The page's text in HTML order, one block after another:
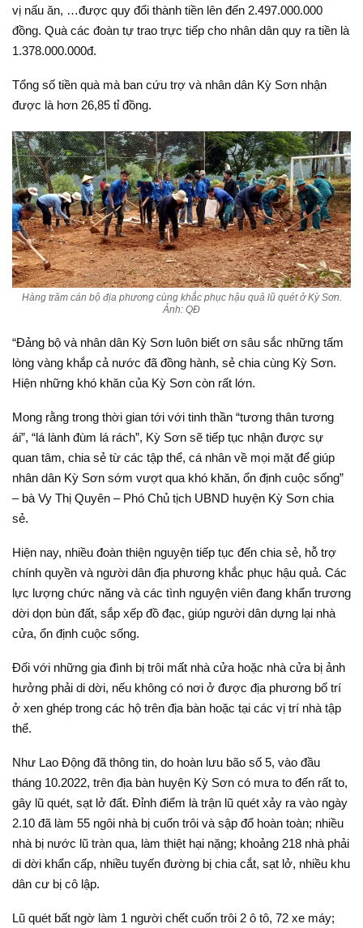
vị nấu ăn, …được quy đổi thành tiền lên đến 2.497.000.000
đồng. Quà các đoàn tự trao trực tiếp cho nhân dân quy ra tiền là
1.378.000.000đ.
Tổng số tiền quà mà ban cứu trợ và nhân dân Kỳ Sơn nhận
được là hơn 26,85 tỉ đồng.
Hàng trăm cán bộ địa phương cùng khắc phục hậu quả lũ quét ở Kỳ Sơn.
Ảnh: QĐ
“Đảng bộ và nhân dân Kỳ Sơn luôn biết ơn sâu sắc những tấm
lòng vàng khắp cả nước đã đồng hành, sẻ chia cùng Kỳ Sơn.
Hiện những khó khăn của Kỳ Sơn còn rất lớn.
Mong rằng trong thời gian tới với tinh thần “tương thân tương
ái”, “lá lành đùm lá rách”, Kỳ Sơn sẽ tiếp tục nhận được sự
quan tâm, chia sẻ từ các tập thể, cá nhân về mọi mặt để giúp
nhân dân Kỳ Sơn sớm vượt qua khó khăn, ổn định cuộc sống”
– bà Vy Thị Quyên – Phó Chủ tịch UBND huyện Kỳ Sơn chia
sẻ.
Hiện nay, nhiều đoàn thiện nguyện tiếp tục đến chia sẻ, hỗ trợ
chính quyền và người dân địa phương khắc phục hậu quả. Các
lực lượng chức năng và các tình nguyện viên đang khẩn trương
dời dọn bùn đất, sắp xếp đồ đạc, giúp người dân dựng lại nhà
cửa, ổn định cuộc sống.
Đối với những gia đình bị trôi mất nhà cửa hoặc nhà cửa bị ảnh
hưởng phải di dời, nếu không có nơi ở được địa phương bố trí
ở xen ghép trong các hộ trên địa bàn hoặc tại các vị trí nhà tập
thể.
Như Lao Động đã thông tin, do hoàn lưu bão số 5, vào đầu
tháng 10.2022, trên địa bàn huyện Kỳ Sơn có mưa to đến rất to,
gây lũ quét, sạt lở đất. Đỉnh điểm là trận lũ quét xảy ra vào ngày
2.10 đã làm 55 ngôi nhà bị cuốn trôi và sập đổ hoàn toàn; nhiều
nhà bị nước lũ tràn qua, làm thiệt hại nặng; khoảng 218 nhà phải
di dời khẩn cấp, nhiều tuyến đường bị chia cắt, sạt lở, nhiều khu
dân cư bị cô lập.
Lũ quét bất ngờ làm 1 người chết cuốn trôi 2 ô tô, 72 xe máy;